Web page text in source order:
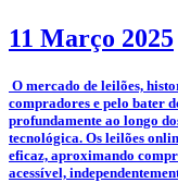
11 Março 2025
O mercado de leilões,
compradores e pelo bater
profundamente ao longo
tecnológica. Os leilões
eficaz, aproximando
acessível,